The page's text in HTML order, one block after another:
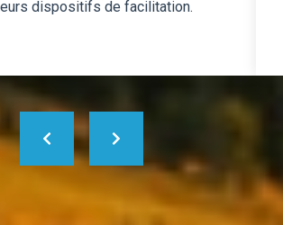
dispositifs de facilitation.